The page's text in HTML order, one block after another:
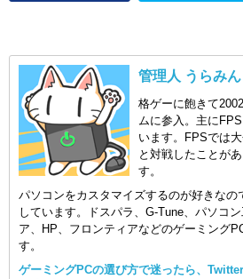
管理人 うらみん
格ゲーに飽きて
ムに参入。主に
います。FPSでは
と対戦したことが
す。
パソコンをカスタマイズするのが好きなの
しています。ドスパラ、G-Tune、パソコ
ア、HP、フロンティアなどのゲーミング
す。
ゲーミングPCの選び方で迷ったら、